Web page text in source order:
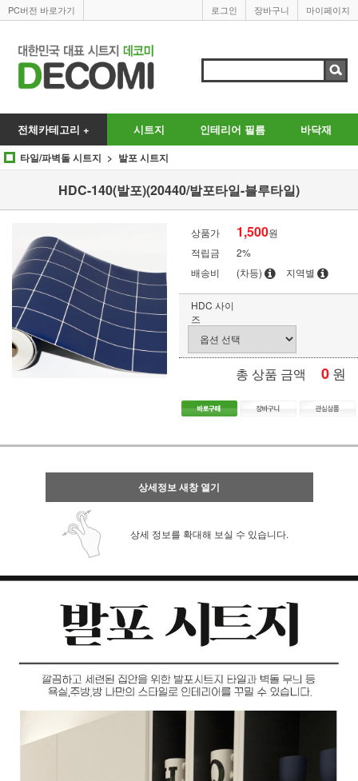
PC버전 바로가기 마이페이지
장바구니
로그인
전체카테고리 + 시트지 인테리어 필름 바닥재
타일/파벽돌 시트지 발포 시트지
HDC-140(발포)(20440/발포타일-블루타일)
상품가 1,500원
적립금
2%
배송비
(차등) 지역별
HDC 사이
즈
총 상품 금액 0 원
상세정보 새창 열기
상세 정보를 확대해 보실 수 있습니다.